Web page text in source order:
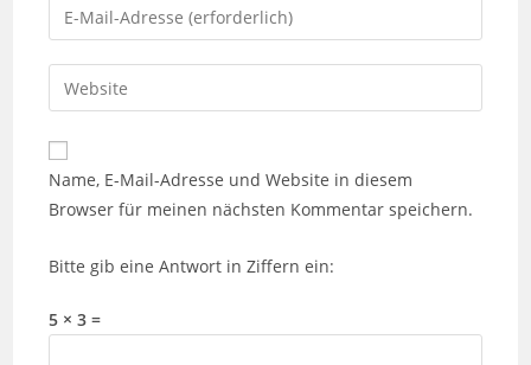
oder
zum
Kommentieren
ein
Gib
deine
E-
Mail-
zum
Kommentieren
ein
Gib
deine
Website-
URL
Name, E-Mail-Adresse und Website in diesem
Browser für meinen nächsten Kommentar speichern.
Bitte gib eine Antwort in Ziffern ein:
5 × 3 =